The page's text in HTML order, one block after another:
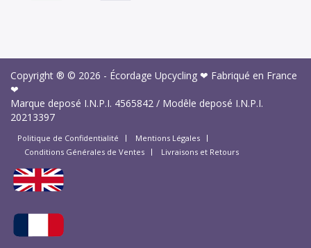
Copyright ® © 2026 - Écordage Upcycling ❤ Fabriqué en France
❤
Marque deposé I.N.P.I. 4565842 / Modêle deposé I.N.P.I.
20213397
Politique de Confidentialité
Mentions Légales
Conditions Générales de Ventes
Livraisons et Retours